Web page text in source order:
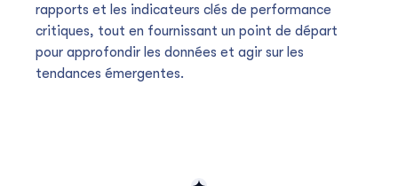
rapports et les indicateurs clés de performance
critiques, tout en fournissant un point de départ
pour approfondir les données et agir sur les
tendances émergentes.